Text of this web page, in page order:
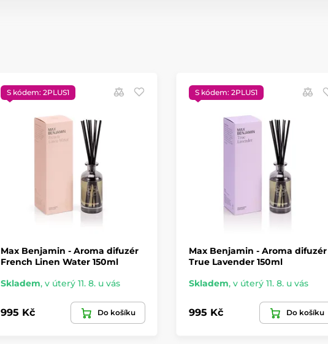
S kódem: 2PLUS1
Max Benjamin - Aroma difuzér
French Linen Water 150ml
Skladem, v úterý 11. 8. u vás
995 Kč Do košíku
S kódem: 2PLUS1
Max Benjamin - Aroma difuzér
True Lavender 150ml
Skladem, v úterý 11. 8. u vás
995 Kč Do košíku